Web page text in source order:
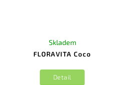
FLORAVITA Coco
Skladem
Detail